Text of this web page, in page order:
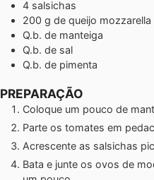
4 salsichas
200 g de queijo mozzarella
Q.b. de manteiga
Q.b. de sal
Q.b. de pimenta
PREPARAÇÃO
Coloque um pouco de
Parte os tomates em
Acrescente as salsichas
Bata e junte os ovos de